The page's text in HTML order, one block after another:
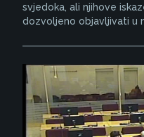
svjedoka, ali njihove
dozvoljeno objavljivati u